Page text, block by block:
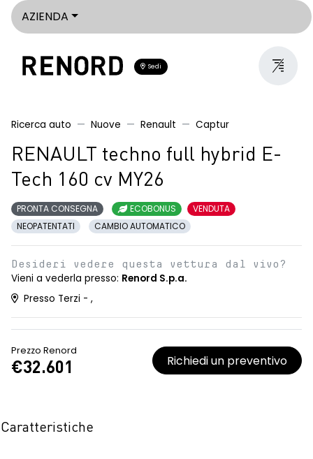
AZIENDA
Sedi
Ricerca auto Nuove Renault Captur
RENAULT techno full hybrid E-
Tech 160 cv MY26
PRONTA CONSEGNA ECOBONUS
VENDUTA
NEOPATENTATI
CAMBIO AUTOMATICO
Desideri vedere questa vettura dal vivo?
Vieni a vederla presso: Renord S.p.a.
Presso Terzi - ,
Prezzo Renord
€32.601 Richiedi un preventivo
Caratteristiche